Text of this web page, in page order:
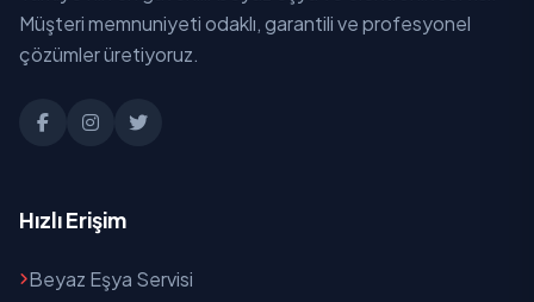
Stadyum
Müşteri memnuniyeti odaklı, garantili ve profesyonel
çözümler üretiyoruz.
Hızlı Erişim
Beyaz Eşya Servisi